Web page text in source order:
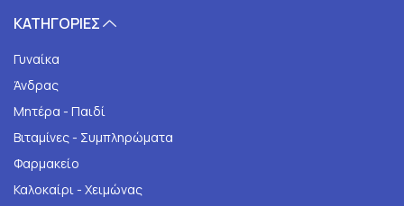
ΚΑΤΗΓΟΡΙΕΣ
Γυναίκα
Άνδρας
Μητέρα - Παιδί
Βιταμίνες - Συμπληρώματα
Φαρμακείο
Καλοκαίρι - Χειμώνας